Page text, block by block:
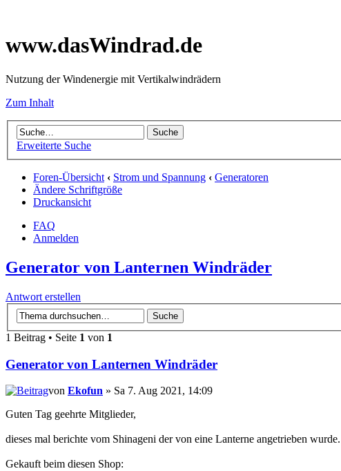
www.dasWindrad.de
Nutzung der Windenergie mit Vertikalwindrädern
Zum Inhalt
Erweiterte Suche
Foren-Übersicht ‹ Strom und Spannung ‹ Generatoren
Ändere Schriftgröße
Druckansicht
FAQ
Anmelden
Generator von Lanternen Windräder
Antwort erstellen
1 Beitrag • Seite 1 von 1
Generator von Lanternen Windräder
von Ekofun » Sa 7. Aug 2021, 14:09
Guten Tag geehrte Mitglieder,
dieses mal berichte vom Shinageni der von eine Lanterne angetrieben wurde.
Gekauft beim diesen Shop: